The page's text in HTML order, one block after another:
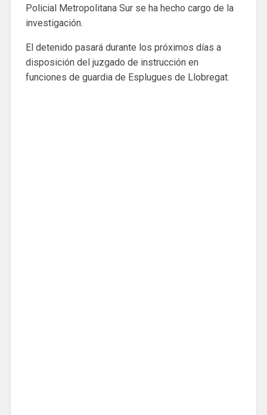
Policial Metropolitana Sur se ha hecho cargo de la
investigación.
El detenido pasará durante los próximos días a
disposición del juzgado de instrucción en
funciones de guardia de Esplugues de Llobregat.